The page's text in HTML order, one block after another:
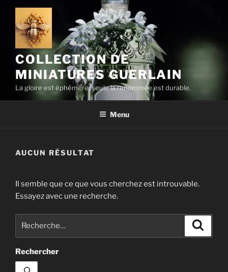
Aller
contenu
principal
COLLECTION DE
MINIATURES GUERLAIN
La gloire est éphémère, seule la renommée est durable.
Menu
AUCUN RÉSULTAT
Il semble que ce que vous cherchez est introuvable.
Essayez avec une recherche.
Rechercher